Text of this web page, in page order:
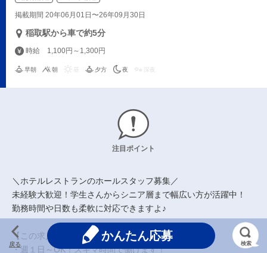
掲載期間 20年06月01日〜26年09月30日
稲取駅から車で約5分
時給 1,100円～1,300円
早朝 朝 夕方 夜 深夜
注目ポイント
＼ホテルレストランのホールスタッフ募集／
未経験大歓迎！学生さんからシニア層まで幅広い方が活躍中！
勤務時間や日数も柔軟に対応できますよ♪
【この求人の魅力】
・週１日～OK！スキマ時間で働けます！
戻る
かんたん応募
検索